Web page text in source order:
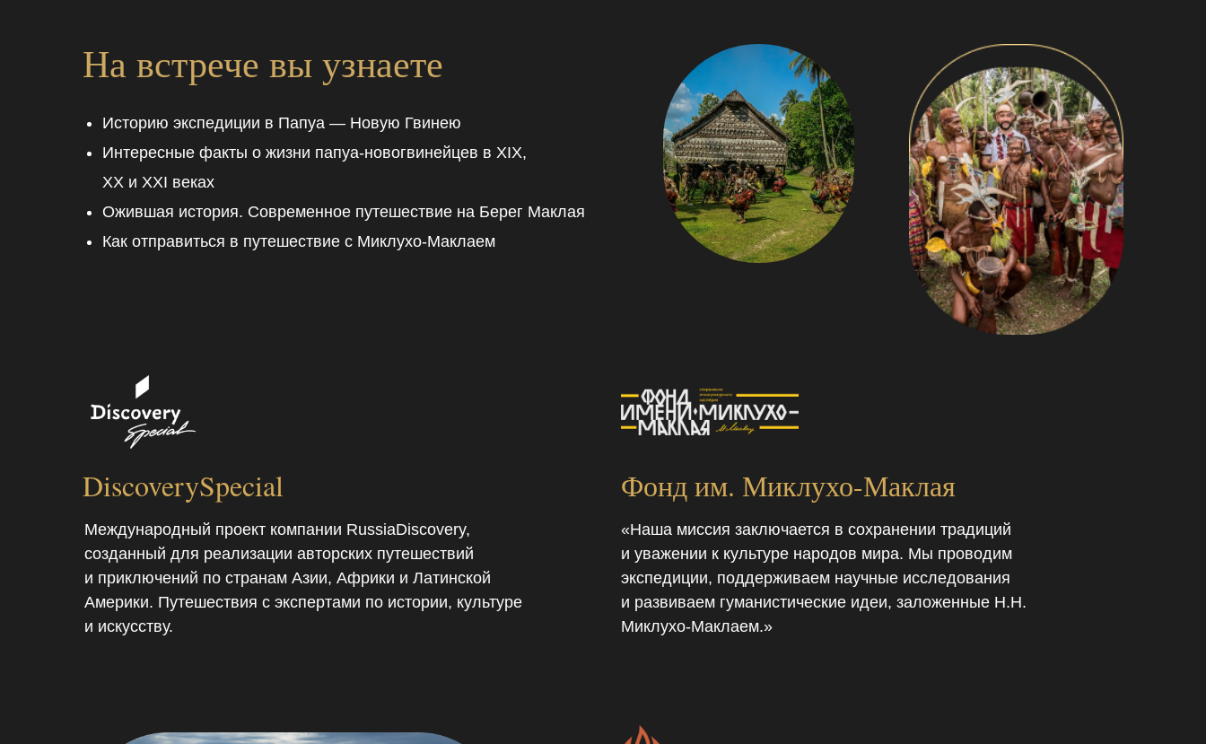
На встрече вы узнаете
Историю экспедиции в Папуа — Новую Гвинею
Интересные факты о жизни папуа-новогвинейцев в XIX,
XX и XXI веках
Ожившая история. Современное путешествие на Берег Маклая
Как отправиться в путешествие с Миклухо-Маклаем
«Наша миссия заключается в сохранении традиций
и уважении к культуре народов мира. Мы проводим
экспедиции, поддерживаем научные исследования
и развиваем гуманистические идеи, заложенные Н.Н.
Миклухо-Маклаем.»
Фонд им. Миклухо-Маклая
Международный проект компании RussiaDiscovery,
созданный для реализации авторских путешествий
и приключений по странам Азии, Африки и Латинской
Америки. Путешествия с экспертами по истории, культуре
и искусству.
DiscoverySpecial